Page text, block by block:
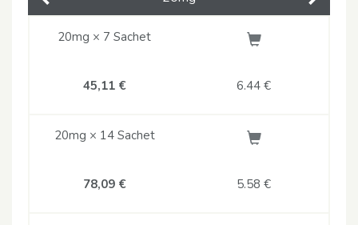
20mg × 7 Sachet
45,11 € 6.44 €
20mg × 14 Sachet
78,09 € 5.58 €